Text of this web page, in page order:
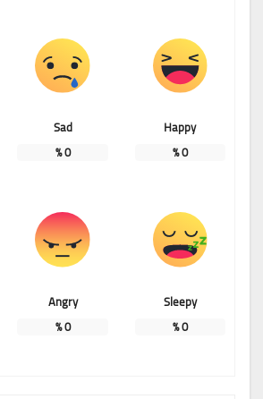
Happy
0
%
Sad
0
%
Sleepy
0
%
Angry
0
%